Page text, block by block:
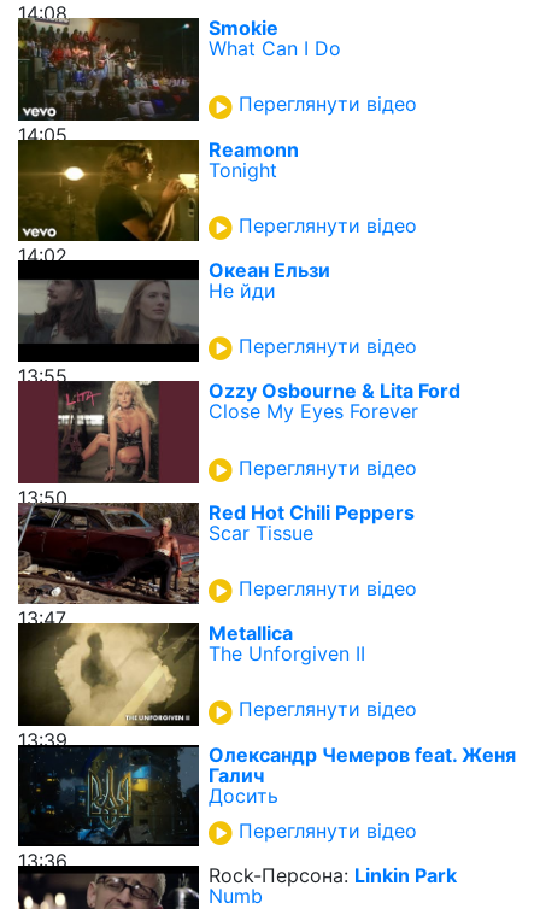
14:08
14:05
Smokie
What Can I Do
Переглянути відео
14:02
Reamonn
Tonight
Переглянути відео
13:55
Океан Ельзи
Не йди
Переглянути відео
13:50
Ozzy Osbourne & Lita Ford
Close My Eyes Forever
Переглянути відео
13:47
Red Hot Chili Peppers
Scar Tissue
Переглянути відео
13:39
Metallica
The Unforgiven II
Переглянути відео
13:36
Олександр Чемеров feat. Женя
Галич
Досить
Переглянути відео
Rock-Персона: Linkin Park
Numb